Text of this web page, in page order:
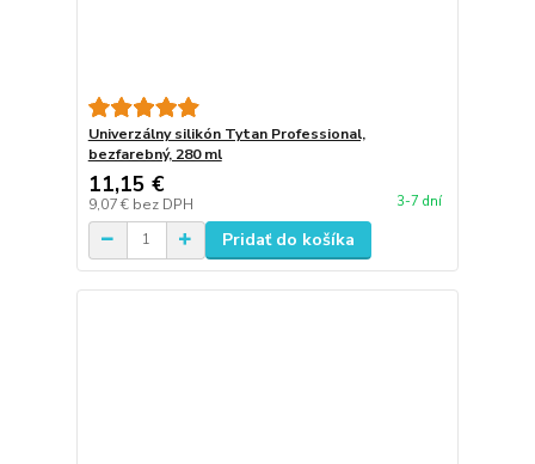
Univerzálny silikón Tytan Professional,
bezfarebný, 280 ml
11,15 €
9,07 € bez DPH 3-7 dní
Pridať do košíka